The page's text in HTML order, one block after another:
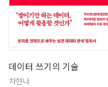
데이터 쓰기의 기술
차현나